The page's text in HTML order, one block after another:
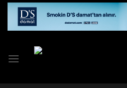
Skip
content